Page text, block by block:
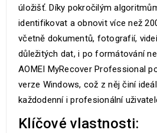
úložišť. Díky pokročilým
identifikovat a obnovit více než
včetně dokumentů, fotografií,
důležitých dat, i po formátování
AOMEI MyRecover Professional
verze Windows, což z něj činí
každodenní i profesionální
Klíčové vlastnosti: